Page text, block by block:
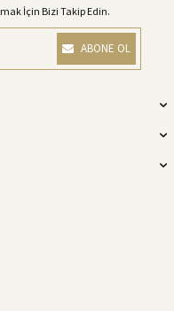
İçin Bizi Takip Edin.
ABONE OL